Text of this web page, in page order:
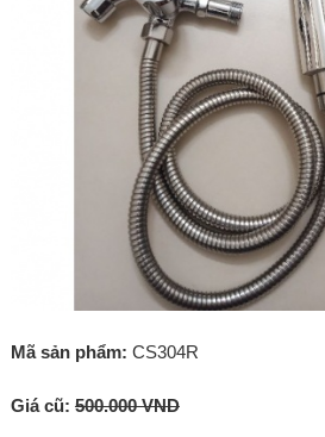
Mã sản phẩm: CS304R
Giá cũ: 500.000 VND